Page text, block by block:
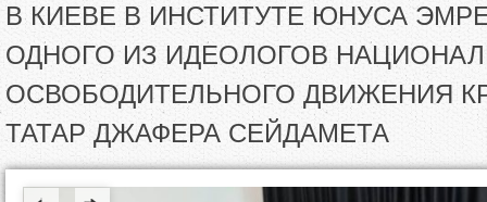
ы
д
е
В КИЕВЕ В ИНСТИТУТЕ ЮНУСА
ОДНОГО ИЗ ИДЕОЛОГОВ
ОСВОБОДИТЕЛЬНОГО ДВИЖЕНИЯ
ТАТАР ДЖАФЕРА СЕЙДАМЕТА